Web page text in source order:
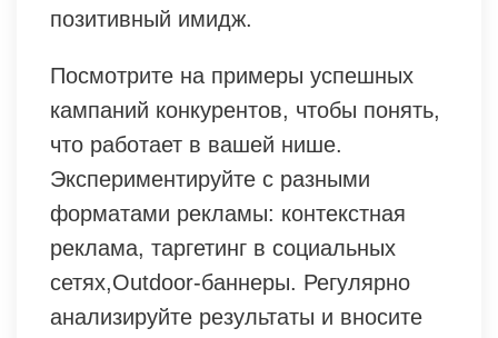
позитивный имидж.
Посмотрите на примеры успешных
кампаний конкурентов, чтобы понять,
что работает в вашей нише.
Экспериментируйте с разными
форматами рекламы: контекстная
реклама, таргетинг в социальных
сетях,Outdoor-баннеры. Регулярно
анализируйте результаты и вносите